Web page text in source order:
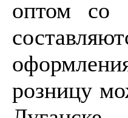
оптом со
розницу